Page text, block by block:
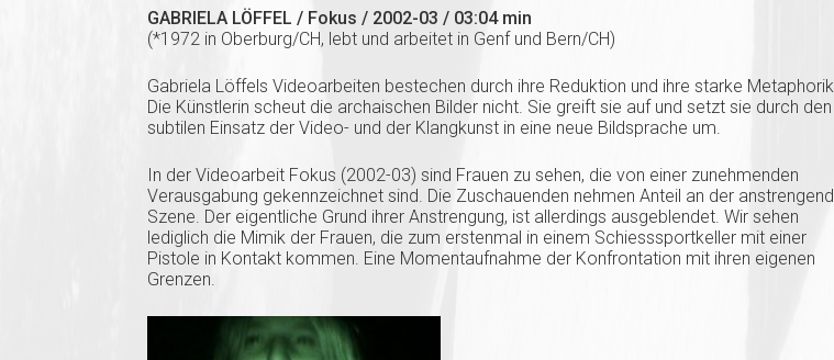
GABRIELA LÖFFEL / Fokus / 2002-03 / 03:04 min
(*1972 in Oberburg/CH, lebt und arbeitet in Genf und Bern/CH)
Gabriela Löffels Videoarbeiten bestechen durch ihre Reduktion und ihre starke
Die Künstlerin scheut die archaischen Bilder nicht. Sie greift sie auf und setzt sie durch den
subtilen Einsatz der Video- und der Klangkunst in eine neue Bildsprache um.
In der Videoarbeit Fokus (2002-03) sind Frauen zu sehen, die von einer zunehmenden
Verausgabung gekennzeichnet sind. Die Zuschauenden nehmen Anteil an der
Szene. Der eigentliche Grund ihrer Anstrengung, ist allerdings ausgeblendet. Wir sehen
lediglich die Mimik der Frauen, die zum erstenmal in einem Schiesssportkeller mit einer
Pistole in Kontakt kommen. Eine Momentaufnahme der Konfrontation mit ihren eigenen
Grenzen.